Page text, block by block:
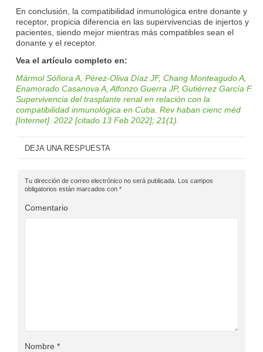
En conclusión, la compatibilidad inmunológica entre donante y
receptor, propicia diferencia en las supervivencias de injertos y
pacientes, siendo mejor mientras más compatibles sean el
donante y el receptor.
Vea el artículo completo en:
Mármol Sóñora A, Pérez-Oliva Díaz JF, Chang Monteagudo A,
Enamorado Casanova A, Alfonzo Guerra JP, Gutiérrez García F.
Supervivencia del trasplante renal en relación con la
compatibilidad inmunológica en Cuba. Rev haban cienc méd
[Internet]. 2022 [citado 13 Feb 2022]; 21(1).
DEJA UNA RESPUESTA
Tu dirección de correo electrónico no será publicada. Los campos
obligatorios están marcados con *
Comentario
Nombre *